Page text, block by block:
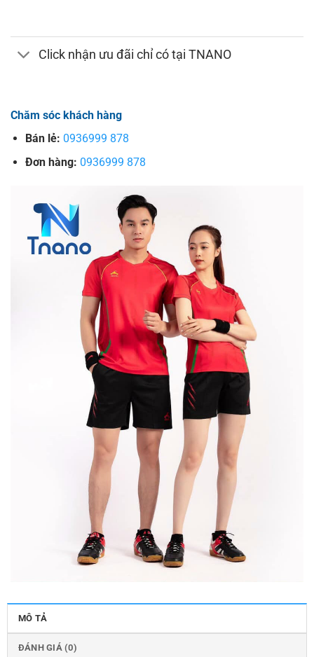
Click nhận ưu đãi chỉ có tại TNANO
Chăm sóc khách hàng
Bán lẻ: 0936999 878
Đơn hàng: 0936999 878
MÔ TẢ
ĐÁNH GIÁ (0)